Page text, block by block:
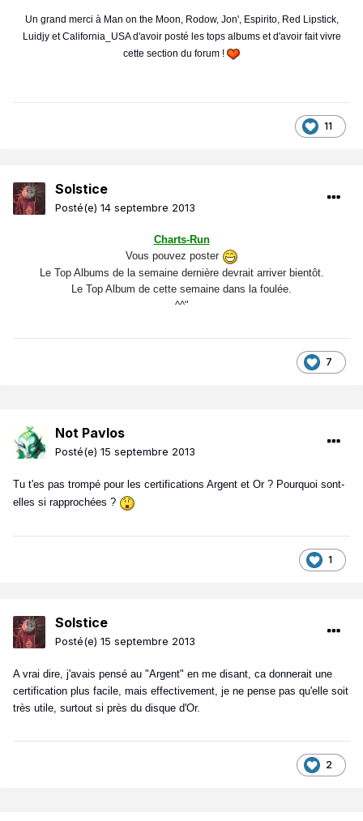
Un grand merci à Man on the Moon, Rodow, Jon', Espirito, Red Lipstick,
Luidjy et California_USA d'avoir posté les tops albums et d'avoir fait vivre
cette section du forum !
11
Solstice
Posté(e) 14 septembre 2013
Charts-Run
Vous pouvez poster
Le Top Albums de la semaine dernière devrait arriver bientôt.
Le Top Album de cette semaine dans la foulée.
^^"
7
Not Pavlos
Posté(e) 15 septembre 2013
Tu t'es pas trompé pour les certifications Argent et Or ? Pourquoi sont-
elles si rapprochées ?
1
Solstice
Posté(e) 15 septembre 2013
A vrai dire, j'avais pensé au "Argent" en me disant, ca donnerait une
certification plus facile, mais effectivement, je ne pense pas qu'elle soit
très utile, surtout si près du disque d'Or.
2